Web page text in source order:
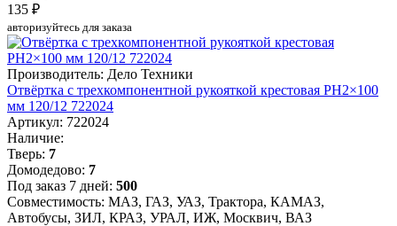
135 ₽
авторизуйтесь для заказа
Производитель: Дело Техники
Отвёртка c трехкомпонентной рукояткой крестовая РН2×100
мм 120/12 722024
Артикул: 722024
Наличие:
Тверь: 7
Домодедово: 7
Под заказ 7 дней: 500
Совместимость: МАЗ, ГАЗ, УАЗ, Трактора, КАМАЗ,
Автобусы, ЗИЛ, КРАЗ, УРАЛ, ИЖ, Москвич, ВАЗ